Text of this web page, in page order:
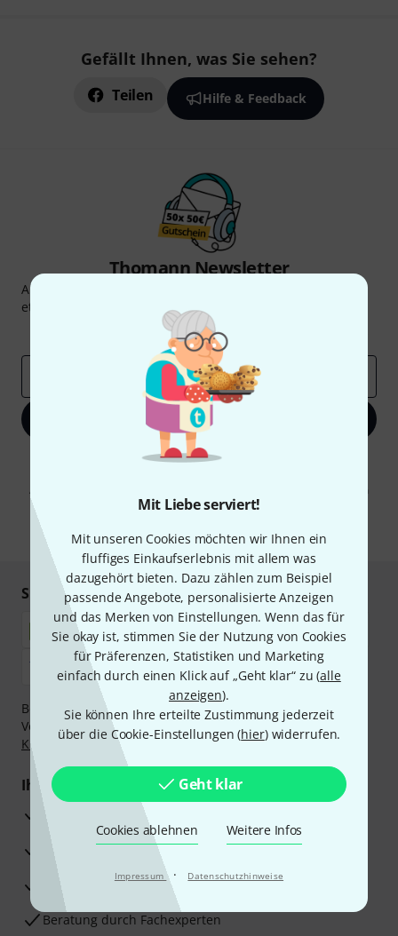
Mit Liebe serviert!
Mit unseren Cookies möchten wir Ihnen ein
fluffiges Einkaufserlebnis mit allem was
dazugehört bieten. Dazu zählen zum Beispiel
passende Angebote, personalisierte Anzeigen
und das Merken von Einstellungen. Wenn das für
Sie okay ist, stimmen Sie der Nutzung von Cookies
für Präferenzen, Statistiken und Marketing
einfach durch einen Klick auf „Geht klar“ zu (alle
anzeigen).
Sie können Ihre erteilte Zustimmung jederzeit
über die Cookie-Einstellungen (hier) widerrufen.
Geht klar
Cookies ablehnen Weitere Infos
Impressum · Datenschutzhinweise
Gefällt Ihnen, was Sie sehen?
Teilen Hilfe & Feedback
Thomann Newsletter
Abonniere den Thomann Newsletter und gewinne mit
etwas Glück einen von
50 Gutscheinen
Inspirierende Beiträge
Deals
Jetzt anmelden
Mit Klick auf „Jetzt anmelden“ stimmen Sie dem Erhalt von E-Mail-
Abmeldung ist jederzeit möglich. Weitere Informationen finden Sie in
unseren Datenschutzhinweisen
* Pflichtfeld
Sicher einkaufen & bezahlen
Bezahlen Sie vertraulich und sicher per Nachnahme,
Vorkasse, PayPal, Amazon Pay,
Klarna Sofort bezahlen
Klarna Ratenzahlungoder Kreditkarte.
Ihre Vorteile
3 Jahre Thomann Garantie
30 Tage Money-Back-Garantie
Reparaturservice
Beratung durch Fachexperten